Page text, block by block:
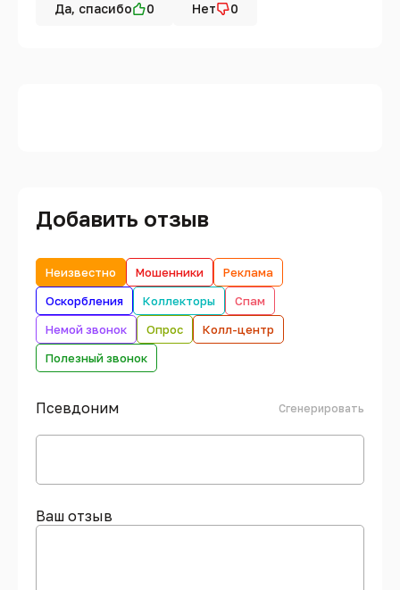
Да, спасибо
0 Нет 0
Добавить отзыв
Неизвестно Мошенники
Реклама
Оскорбления
Коллекторы
Спам
Немой звонок
Опрос
Колл-центр
Полезный звонок
Псевдоним Сгенерировать
Ваш отзыв